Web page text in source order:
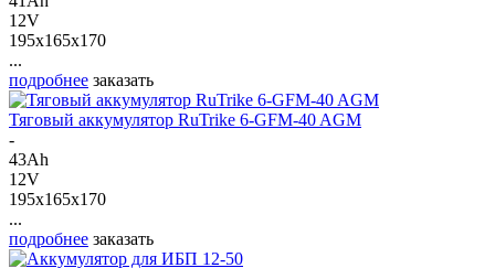
12V
195x165x170
...
подробнее заказать
Тяговый аккумулятор RuTrike 6-GFM-40 AGM
-
43Ah
12V
195x165x170
...
подробнее заказать